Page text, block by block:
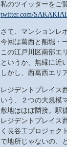
私のツイッターをご
twitter.com/
さて、マンションレ
今回は葛西と船堀・
この江戸川区南部エ
というか、無縁に近
しかし、西葛西エリ
レジデントプレイス
いう、２つの大規模
敷地はほぼ隣接。駅
レジデントプレイス
く長谷工プロジェク
で地所じゃないの、